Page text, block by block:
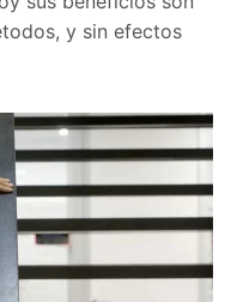
y sin efectos